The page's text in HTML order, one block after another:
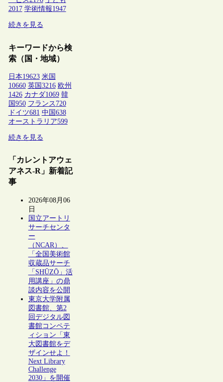
2017 学術情報1947
続きを見る
キーワードから検
索（国・地域）
日本19623 米国
10660 英国 3216 欧州
1426 カナダ1069 韓
国 950 フランス 720
ドイツ681 中国 638
オーストラリア599
続きを見る
「カレントアウェ
アネス-R」新着記
事
2026年08月06
日
国立アートリ
サーチセンタ
ー
（NCAR）、
「全国美術館
収蔵品サーチ
「SHŪZŌ」活
用講座」の鼎
談内容を公開
東京大学附属
図書館、第2
回デジタル図
書館コンペテ
ィション「東
大図書館をデ
ザインせよ！
Next Library
Challenge
2030」を開催